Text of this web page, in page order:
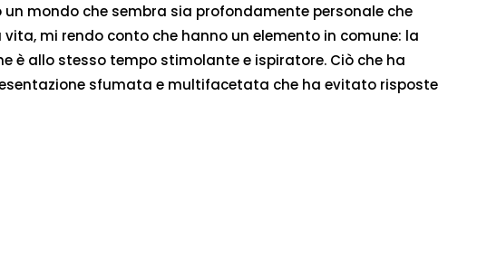
un mondo che sembra sia profondamente personale che
mi rendo conto che hanno un elemento in comune: la
è allo stesso tempo stimolante e ispiratore. Ciò che ha
sfumata e multifacetata che ha evitato risposte